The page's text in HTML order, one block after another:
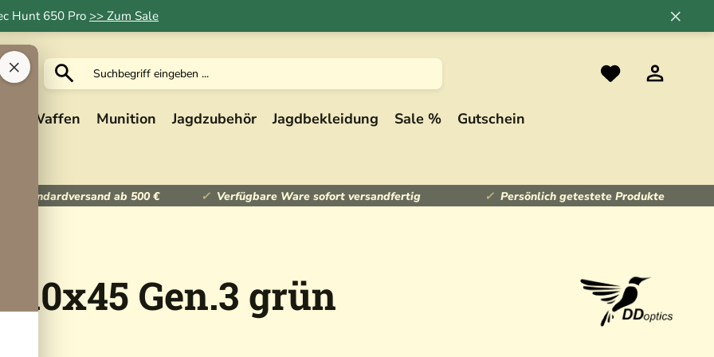
Hunt 650 Pro >> Zum Sale
×
×
Waffen Munition Jagdzubehör Jagdbekleidung Sale % Gutschein
Standardversand ab 500 € Verfügbare Ware sofort versandfertig Persönlich getestete Produkte
Gen.3 grün